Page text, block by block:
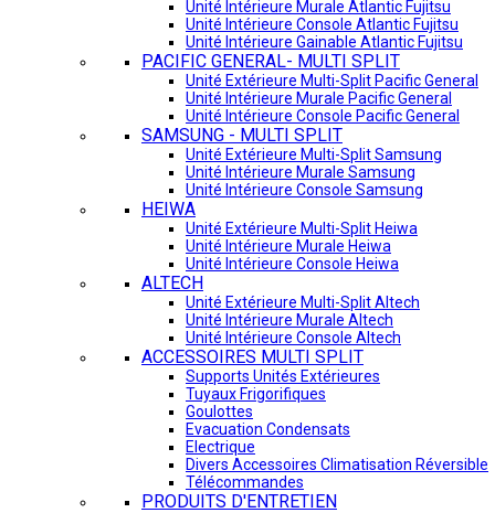
Unité Intérieure Murale Atlantic Fujitsu
Unité Intérieure Console Atlantic Fujitsu
Unité Intérieure Gainable Atlantic Fujitsu
PACIFIC GENERAL- MULTI SPLIT
Unité Extérieure Multi-Split Pacific General
Unité Intérieure Murale Pacific General
Unité Intérieure Console Pacific General
SAMSUNG - MULTI SPLIT
Unité Extérieure Multi-Split Samsung
Unité Intérieure Murale Samsung
Unité Intérieure Console Samsung
HEIWA
Unité Extérieure Multi-Split Heiwa
Unité Intérieure Murale Heiwa
Unité Intérieure Console Heiwa
ALTECH
Unité Extérieure Multi-Split Altech
Unité Intérieure Murale Altech
Unité Intérieure Console Altech
ACCESSOIRES MULTI SPLIT
Supports Unités Extérieures
Tuyaux Frigorifiques
Goulottes
Evacuation Condensats
Electrique
Divers Accessoires Climatisation Réversible
Télécommandes
PRODUITS D'ENTRETIEN